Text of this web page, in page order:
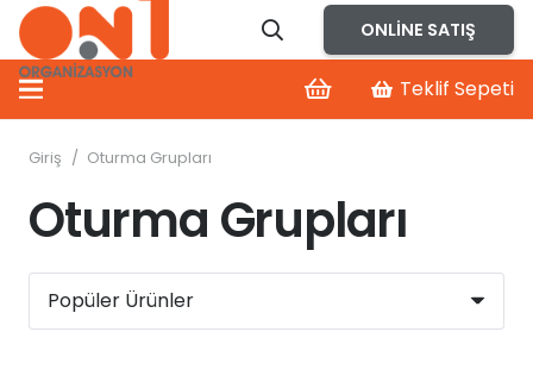
ONLINE SATIŞ
Teklif Sepeti
Giriş / Oturma Grupları
Oturma Grupları